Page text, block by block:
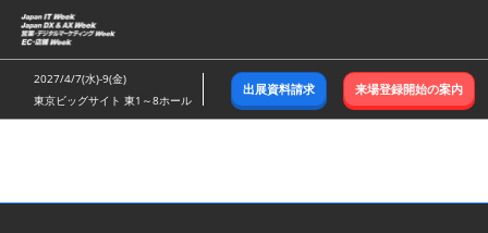
ス
キ
ッ
し
む
2027/4/7(水)-9(金)
東京ビッグサイト 東1～8ホール
出展資料請求 来場登録開始の案内